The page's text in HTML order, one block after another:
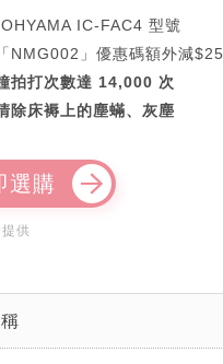
IC-FAC4 型號
NMG002」優惠碼額外減$25
拍打次數達 14,000 次
除床褥上的塵蟎、灰塵
選購
供